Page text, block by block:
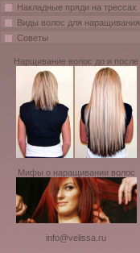
Накладные пряди на трессах
Виды волос для наращивания
Советы
Нарщивание волос до и после
Мифы о наращивании волос
info@velissa.ru